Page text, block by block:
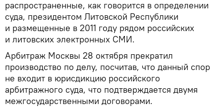
распространенные, как говорится в определении
суда, президентом Литовской Республики
и размещенные в 2011 году рядом российских
и литовских электронных СМИ.
Арбитраж Москвы 28 октября прекратил
производство по делу, посчитав, что данный спор
не входит в юрисдикцию российского
арбитражного суда, что подтверждается двумя
межгосударственными договорами.